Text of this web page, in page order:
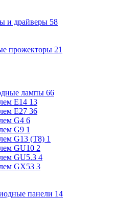
и драйверы 58
прожекторы 21
лампы 66
E14 13
E27 36
G4 6
G9 1
G13 (Т8) 1
GU10 2
GU5.3 4
GX53 3
панели 14